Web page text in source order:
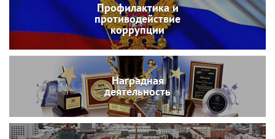
Профилактика и
противодействие
коррупции
Наградная
деятельность